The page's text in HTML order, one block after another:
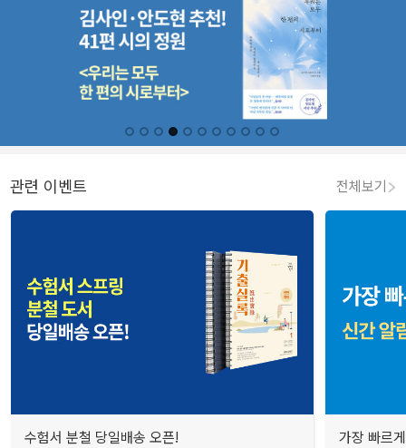
관련 이벤트 전체보기
수험서 분철 당일배송 오픈!
가장 빠르